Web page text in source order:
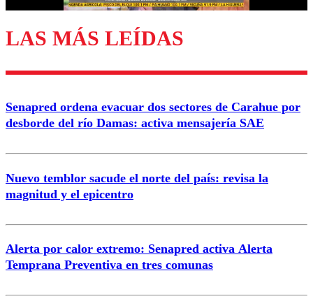
Enviar comentario
LAS MÁS LEÍDAS
Senapred ordena evacuar dos sectores de Carahue por
desborde del río Damas: activa mensajería SAE
Nuevo temblor sacude el norte del país: revisa la
magnitud y el epicentro
Alerta por calor extremo: Senapred activa Alerta
Temprana Preventiva en tres comunas